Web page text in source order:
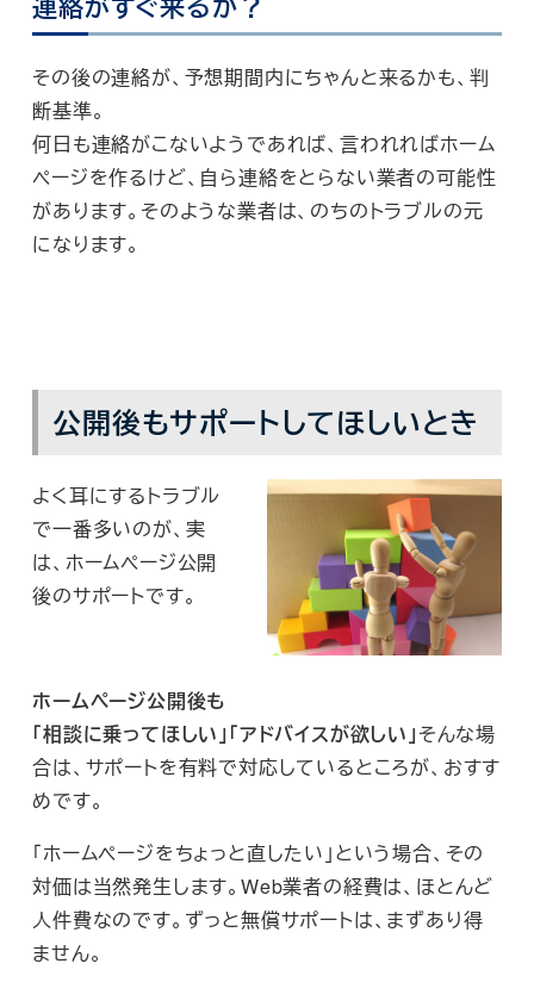
その後の連絡が、予想期間内にちゃんと来るかも、判
断基準。
何日も連絡がこないようであれば、言われればホーム
ページを作るけど、自ら連絡をとらない業者の可能性
があります。そのような業者は、のちのトラブルの元
になります。
公開後もサポートしてほしいとき
よく耳にするトラブル
で一番多いのが、実
は、ホームページ公開
後のサポートです。
ホームページ公開後も
「相談に乗ってほしい」「アドバイスが欲しい」そんな場
合は、サポートを有料で対応しているところが、おすす
めです。
「ホームページをちょっと直したい」という場合、その
対価は当然発生します。Web業者の経費は、ほとんど
人件費なのです。ずっと無償サポートは、まずあり得
ません。